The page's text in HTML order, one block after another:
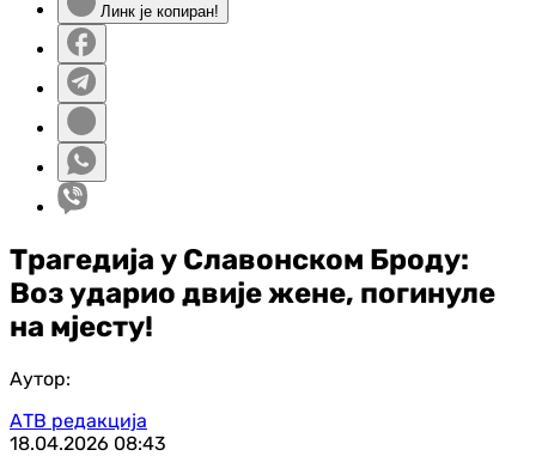
Линк је копиран!
Трагедија у Славонском Броду:
Воз ударио двије жене, погинуле
на мјесту!
Аутор:
АТВ редакција
18.04.2026 08:43